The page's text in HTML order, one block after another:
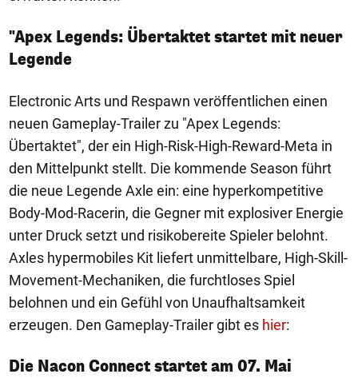
"Apex Legends: Übertaktet startet mit neuer
Legende
Electronic Arts und Respawn veröffentlichen einen
neuen Gameplay-Trailer zu "Apex Legends:
Übertaktet", der ein High-Risk-High-Reward-Meta in
den Mittelpunkt stellt. Die kommende Season führt
die neue Legende Axle ein: eine hyperkompetitive
Body-Mod-Racerin, die Gegner mit explosiver Energie
unter Druck setzt und risikobereite Spieler belohnt.
Axles hypermobiles Kit liefert unmittelbare, High-Skill-
Movement-Mechaniken, die furchtloses Spiel
belohnen und ein Gefühl von Unaufhaltsamkeit
erzeugen. Den Gameplay-Trailer gibt es hier:
Die Nacon Connect startet am 07. Mai